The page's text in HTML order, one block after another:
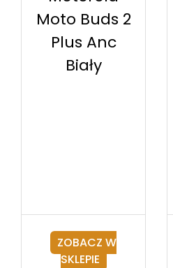
Moto Buds 2
Plus Anc
Biały
ZOBACZ W
SKLEPIE